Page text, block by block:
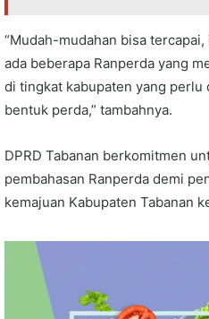
“Mudah-mudahan bisa
ada beberapa Ranperda yang
di tingkat kabupaten yang perlu
bentuk perda,” tambahnya.
DPRD Tabanan berkomitmen
pembahasan Ranperda demi
kemajuan Kabupaten Tabanan